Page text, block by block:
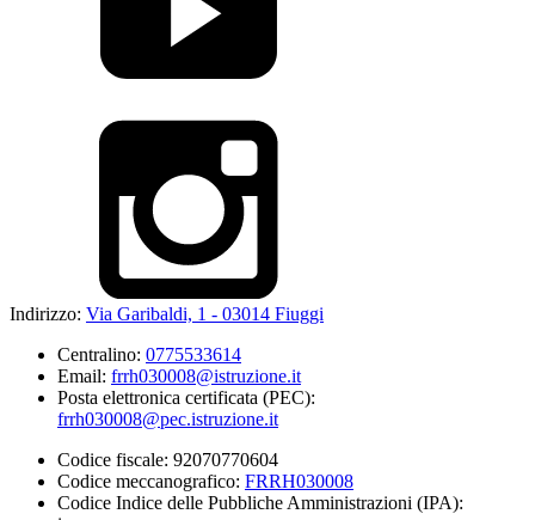
Indirizzo: Via Garibaldi, 1 - 03014 Fiuggi
Centralino: 0775533614
Email: frrh030008@istruzione.it
Posta elettronica certificata (PEC):
frrh030008@pec.istruzione.it
Codice fiscale: 92070770604
Codice meccanografico: FRRH030008
Codice Indice delle Pubbliche Amministrazioni (IPA):